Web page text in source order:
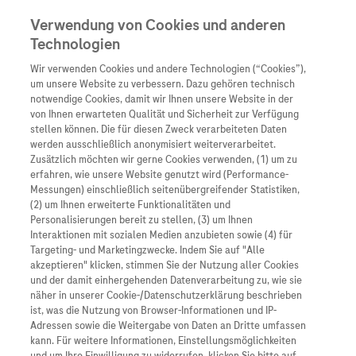
Unternehmen
Übersicht
Wer wir sind
Was uns antreibt
Unsere Standorte
Roche Stories
Events
Innovation
Übersicht
Forschung
Personalisierte
Digitalisierung
Blog Zukunftslabor
Übersicht
Unser Service für
Informationen zu
Diagnostik ist
Klinische Studien
Arzneimittel
Übersicht
Arzneimittel A-Z
Roche Pipeline
Roche Fachportal
Diagnostik
Kontakt
Presse
Karriere
Verwendung von Cookies und anderen
Technologien
Wir verwenden Cookies und andere Technologien (“Cookies”),
um unsere Website zu verbessern. Dazu gehören technisch
notwendige Cookies, damit wir Ihnen unsere Website in der
von Ihnen erwarteten Qualität und Sicherheit zur Verfügung
stellen können. Die für diesen Zweck verarbeiteten Daten
werden ausschließlich anonymisiert weiterverarbeitet.
Zusätzlich möchten wir gerne Cookies verwenden, (1) um zu
erfahren, wie unsere Website genutzt wird (Performance-
Messungen) einschließlich seitenübergreifender Statistiken,
(2) um Ihnen erweiterte Funktionalitäten und
Personalisierungen bereit zu stellen, (3) um Ihnen
Interaktionen mit sozialen Medien anzubieten sowie (4) für
Targeting- und Marketingzwecke. Indem Sie auf "Alle
akzeptieren" klicken, stimmen Sie der Nutzung aller Cookies
und der damit einhergehenden Datenverarbeitung zu, wie sie
näher in unserer Cookie-/Datenschutzerklärung beschrieben
ist, was die Nutzung von Browser-Informationen und IP-
Adressen sowie die Weitergabe von Daten an Dritte umfassen
kann. Für weitere Informationen, Einstellungsmöglichkeiten